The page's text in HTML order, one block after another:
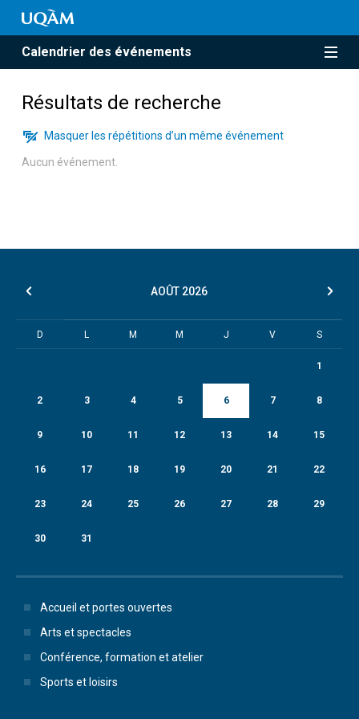
Calendrier des événements
Résultats de recherche
Masquer les répétitions d’un même événement
Aucun événement.
AOÛT 2026
D L M M J V S
1
2 3 4 5 6 7 8
9 10 11 12 13 14 15
16 17 18 19 20 21 22
23 24 25 26 27 28 29
30 31
Accueil et portes ouvertes
Arts et spectacles
Conférence, formation et atelier
Sports et loisirs